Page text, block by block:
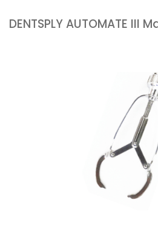
DENTSPLY AUTOMATE III